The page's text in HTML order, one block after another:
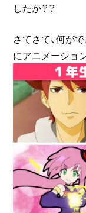
したか？？
さてさて、何が
にアニメーショ